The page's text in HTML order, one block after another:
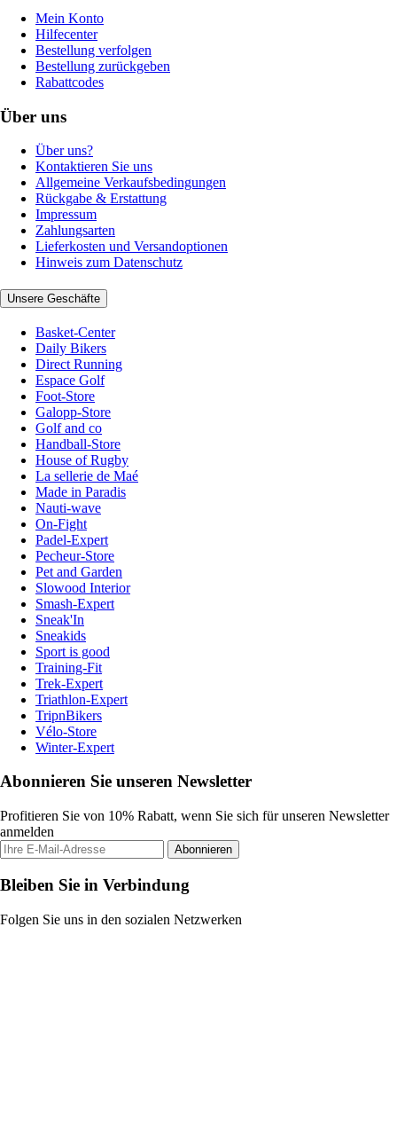
Mein Konto
Hilfecenter
Bestellung verfolgen
Bestellung zurückgeben
Rabattcodes
Über uns
Über uns?
Kontaktieren Sie uns
Allgemeine Verkaufsbedingungen
Rückgabe & Erstattung
Impressum
Zahlungsarten
Lieferkosten und Versandoptionen
Hinweis zum Datenschutz
Unsere Geschäfte
Basket-Center
Daily Bikers
Direct Running
Espace Golf
Foot-Store
Galopp-Store
Golf and co
Handball-Store
House of Rugby
La sellerie de Maé
Made in Paradis
Nauti-wave
On-Fight
Padel-Expert
Pecheur-Store
Pet and Garden
Slowood Interior
Smash-Expert
Sneak'In
Sneakids
Sport is good
Training-Fit
Trek-Expert
Triathlon-Expert
TripnBikers
Vélo-Store
Winter-Expert
Abonnieren Sie unseren Newsletter
Profitieren Sie von 10% Rabatt, wenn Sie sich für unseren Newsletter
anmelden
Abonnieren
Bleiben Sie in Verbindung
Folgen Sie uns in den sozialen Netzwerken